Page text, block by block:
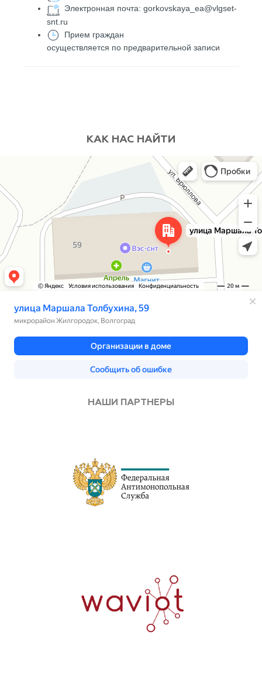
Электронная почта: gorkovskaya_ea@vlgset-
snt.ru
Прием граждан
осуществляется по предварительной записи
КАК НАС НАЙТИ
НАШИ ПАРТНЕРЫ